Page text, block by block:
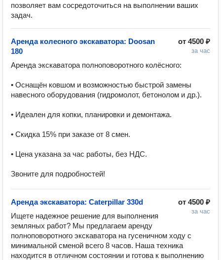
позволяет вам сосредоточиться на выполнении ваших
задач.
от 4500 ₽
за час
Аренда колесного экскаватора: Doosan
180
Аренда экскаватора полноповоротного колёсного:
• Оснащён ковшом и возможностью быстрой замены
навесного оборудования (гидромолот, бетонолом и др.).
• Идеален для копки, планировки и демонтажа.
• Скидка 15% при заказе от 8 смен.
• Цена указана за час работы, без НДС.
Звоните для подробностей!
от 4500 ₽
за час
Аренда экскаватора: Caterpillar 330d
Ищете надежное решение для выполнения
земляных работ? Мы предлагаем аренду
полноповоротного экскаватора на гусеничном ходу с
минимальной сменой всего 8 часов. Наша техника
находится в отличном состоянии и готова к выполнению